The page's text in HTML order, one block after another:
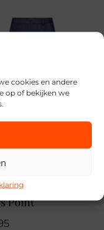
cookies en andere
op of bekijken we
Point